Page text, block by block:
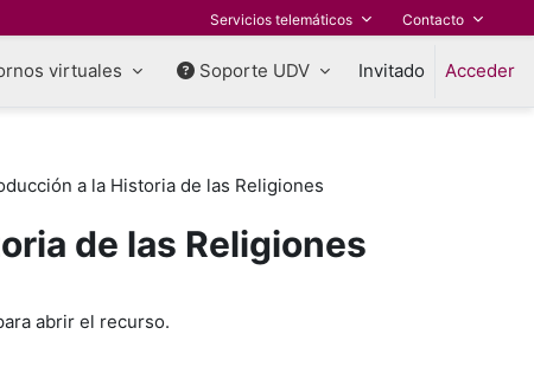
Servicios telemáticos Contacto
virtuales Soporte UDV Invitado Acceder
a la Historia de las Religiones
de las Religiones
abrir el recurso.